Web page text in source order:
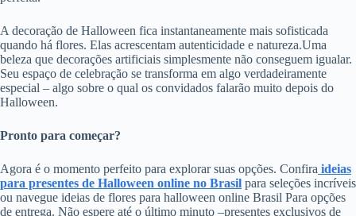
A decoração de Halloween fica instantaneamente mais sofisticada
quando há flores. Elas acrescentam autenticidade e natureza.Uma
beleza que decorações artificiais simplesmente não conseguem igualar.
Seu espaço de celebração se transforma em algo verdadeiramente
especial – algo sobre o qual os convidados falarão muito depois do
Halloween.
Pronto para começar?
Agora é o momento perfeito para explorar suas opções. Confira ideias
para presentes de Halloween online no Brasil para seleções incríveis
ou navegue ideias de flores para halloween online Brasil Para opções
de entrega. Não espere até o último minuto –presentes exclusivos de